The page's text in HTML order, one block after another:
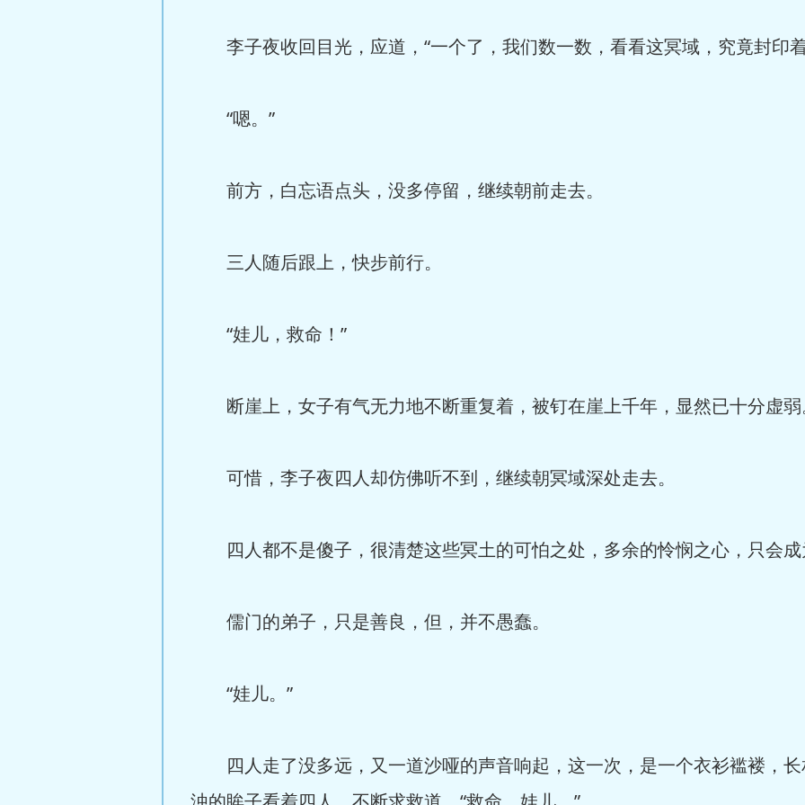
李子夜收回目光，应道，“一个了，我们数一数，看看这冥域，究竟封印
“嗯。”
前方，白忘语点头，没多停留，继续朝前走去。
三人随后跟上，快步前行。
“娃儿，救命！”
断崖上，女子有气无力地不断重复着，被钉在崖上千年，显然已十分虚弱
可惜，李子夜四人却仿佛听不到，继续朝冥域深处走去。
四人都不是傻子，很清楚这些冥土的可怕之处，多余的怜悯之心，只会成
儒门的弟子，只是善良，但，并不愚蠢。
“娃儿。”
四人走了没多远，又一道沙哑的声音响起，这一次，是一个衣衫褴褛，长